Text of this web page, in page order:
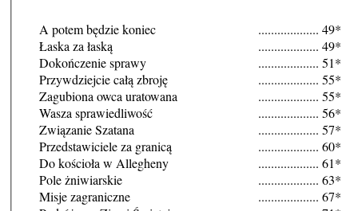
A potem będzie koniec
Łaska za łaską
Dokończenie sprawy
Przywdziejcie całą zbroję
Zagubiona owca uratowana
Wasza sprawiedliwość
Związanie Szatana
Przedstawiciele za granicą
Do kościoła w Allegheny
Pole żniwiarskie
Misje zagraniczne
...................
...................
...................
...................
...................
...................
...................
...................
...................
...................
...................
49*
49*
51*
55*
55*
56*
57*
60*
61*
63*
67*